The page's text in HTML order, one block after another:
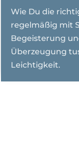
Wie Du die
regelmäßig mit
Begeisterung
Überzeugung
Leichtigkeit.